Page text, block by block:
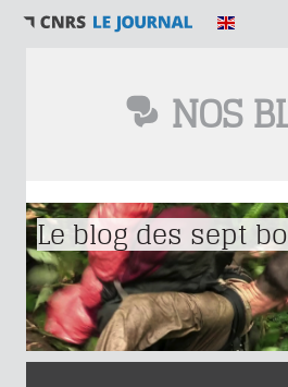
NOS
Vous êtes ici
Le blog des sept